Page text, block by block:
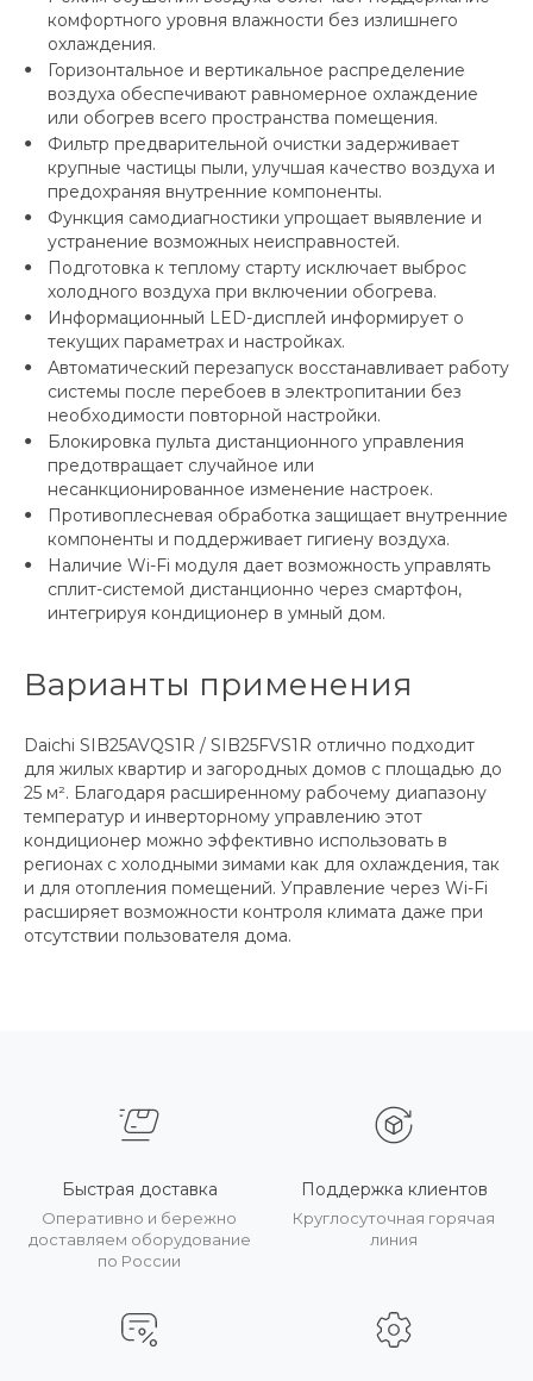
комфортного уровня влажности без излишнего
охлаждения.
Горизонтальное и вертикальное распределение
воздуха обеспечивают равномерное охлаждение
или обогрев всего пространства помещения.
Фильтр предварительной очистки задерживает
крупные частицы пыли, улучшая качество воздуха и
предохраняя внутренние компоненты.
Функция самодиагностики упрощает выявление и
устранение возможных неисправностей.
Подготовка к теплому старту исключает выброс
холодного воздуха при включении обогрева.
Информационный LED-дисплей информирует о
текущих параметрах и настройках.
Автоматический перезапуск восстанавливает работу
системы после перебоев в электропитании без
необходимости повторной настройки.
Блокировка пульта дистанционного управления
предотвращает случайное или
несанкционированное изменение настроек.
Противоплесневая обработка защищает внутренние
компоненты и поддерживает гигиену воздуха.
Наличие Wi-Fi модуля дает возможность управлять
сплит-системой дистанционно через смартфон,
интегрируя кондиционер в умный дом.
Варианты применения
Daichi SIB25AVQS1R / SIB25FVS1R отлично подходит
для жилых квартир и загородных домов с площадью до
25 м². Благодаря расширенному рабочему диапазону
температур и инверторному управлению этот
кондиционер можно эффективно использовать в
регионах с холодными зимами как для охлаждения, так
и для отопления помещений. Управление через Wi-Fi
расширяет возможности контроля климата даже при
отсутствии пользователя дома.
Быстрая доставка
Оперативно и бережно
доставляем оборудование
по России
Поддержка клиентов
Круглосуточная горячая
линия